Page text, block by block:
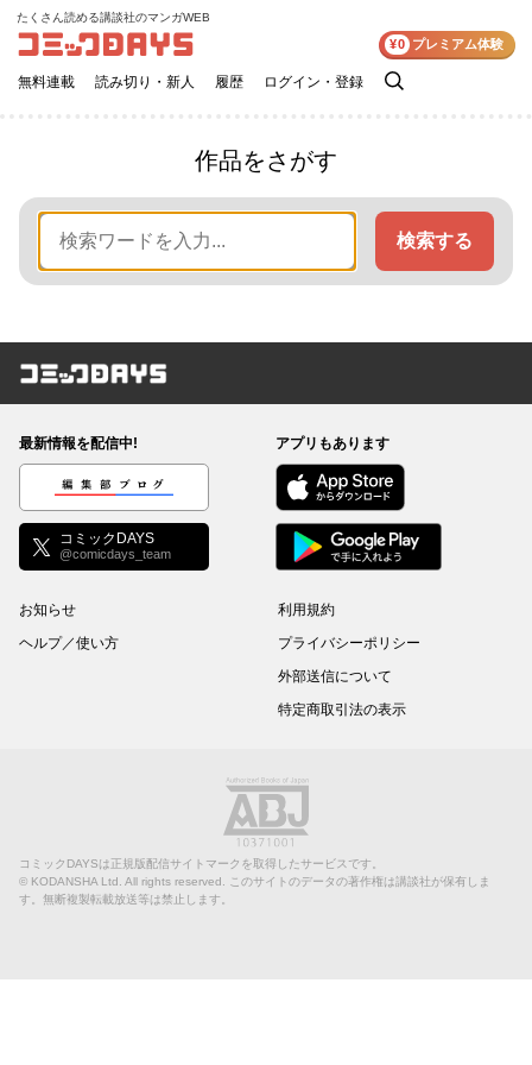
コミックDAYS
たくさん読める講談社のマンガWEB
無料連載 読み切り・新人 履歴 ログイン・登録
検
¥0 プレミアム体験
作品をさがす
検索する
コミックDAYS
最新情報を配信中!
編集部ブログ
コミックDAYS
@comicdays_team
アプリもあります
お知らせ
ヘルプ／使い方
利用規約
プライバシーポリシー
外部送信について
特定商取引法の表示
コミックDAYSは正規版配信サイトマークを取得したサービスです。
© KODANSHA Ltd. All rights reserved. このサイトのデータの著作権は講談社が保有しま
す。無断複製転載放送等は禁止します。